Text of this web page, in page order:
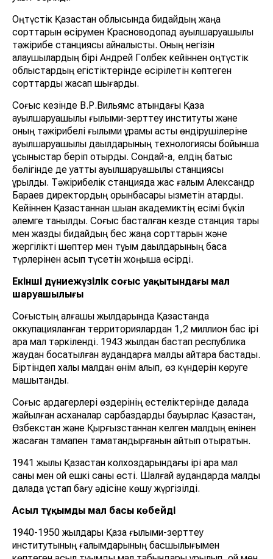
Оңтүстік Қазақстан облысында бидайдың жаңа
сорттарын өсірумен Красноводопад ауылшаруашылық
тәжірибе станциясы айналысты. Оның негізін
қалаушылардың бірі Андрей Голбек кейіннен оңтүстік
облыстардың егістіктерінде өсірілетін көптеген
сорттарды жасап шығарды.
Соғыс кезінде В.Р.Вильямс атындағы Қазақ
ауылшаруашылық ғылыми-зерттеу институты және
оның тәжірибелі ғылыми құрамы астық өндірушілеріне
ауылшаруашылық дақылдарының технологиясы бойынша
ұсыныстар беріп отырды. Сондай-ақ, елдің батыс
бөлігінде де қуатты ауылшаруашылық станциясы
құрылды. Тәжірибелік станцияда жас ғалым Александр
Бараев директордың орынбасары қызметін атқарды.
Кейіннен Қазақстаннан шыққан академиктің есімі бүкіл
әлемге танылды. Соғыс басталған кезде станция тары
мен жаздық бидайдың бес жаңа сорттарын және
жергілікті шөптер мен тұқым дақылдарының басқа
түрлерінен асып түсетін жоңышқа өсірді.
Екінші дүниежүзілік соғыс уақытындағы мал
шаруашылығы
Соғыстың алғашқы жылдарында Қазақстанда
оккупацияланған территориялардан 1,2 миллион бас ірі
қара мал тәркіленді. 1943 жылдан бастап республика
жаудан босатылған аудандарға малды қайтара бастады.
Біртіндеп халық малдан өнім алып, өз күндерін көруге
машықтанды.
Соғыс ардагерлері өздерінің естеліктерінде далада
жайылған асханалар сарбаздарды бауырлас Қазақстан,
Өзбекстан және Қырғызстаннан келген малдың енінен
жасаған тамақпен тамақтандырғанын айтып отыратын.
1941 жылы Қазақстан колхоздарындағы ірі қара мал
саны мен қой ешкі саны өсті. Шалғай аудандарда малды
далада ұстап бағу әдісіне көшу жүргізілді.
Асыл тұқымды мал басы көбейді
1940-1950 жылдары Қазақ ғылыми-зерттеу
институтының ғалымдарының басшылығымен